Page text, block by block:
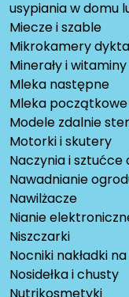
usypiania w domu
Miecze i szable
Mikrokamery
Minerały i witaminy
Mleka następne
Mleka początkowe
Modele zdalnie
Motorki i skutery
Naczynia i sztućce
Nawadnianie
Nawilżacze
Nianie
Niszczarki
Nocniki nakładki
Nosidełka i chusty